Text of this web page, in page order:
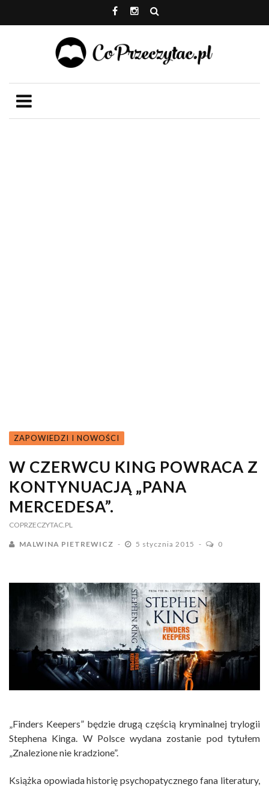
ZAPOWIEDZI I NOWOŚCI
W CZERWCU KING POWRACA Z
KONTYNUACJĄ „PANA
MERCEDESA”.
COPRZECZYTAC.PL
MALWINA PIETREWICZ 5 stycznia 2015 0
„Finders Keepers” będzie drugą częścią kryminalnej trylogii
Stephena Kinga. W Polsce wydana zostanie pod tytułem
„Znalezione nie kradzione”.
Książka opowiada historię psychopatycznego fana literatury,